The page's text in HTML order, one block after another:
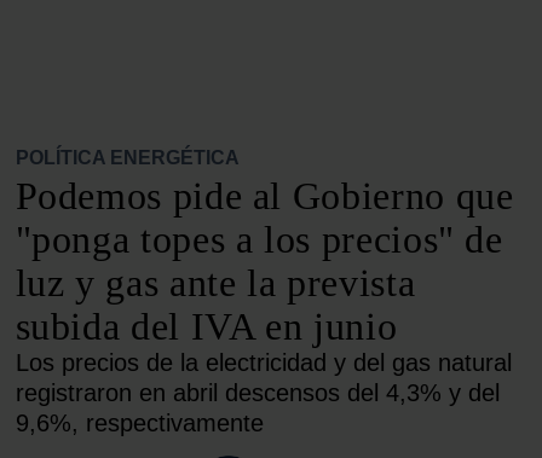
POLÍTICA ENERGÉTICA
Podemos pide al Gobierno que
"ponga topes a los precios" de
luz y gas ante la prevista
subida del IVA en junio
Los precios de la electricidad y del gas natural
registraron en abril descensos del 4,3% y del
9,6%, respectivamente